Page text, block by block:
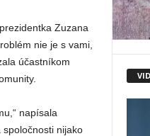
Zuzana
nie je s vami,
účastníkom
napísala
nijako